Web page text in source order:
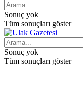
Sonuç yok
Tüm sonuçları göster
Sonuç yok
Tüm sonuçları göster